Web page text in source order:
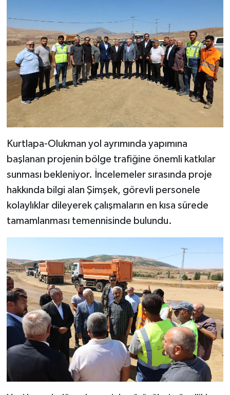
Kurtlapa-Olukman yol ayrımında yapımına
başlanan projenin bölge trafiğine önemli katkılar
sunması bekleniyor. İncelemeler sırasında proje
hakkında bilgi alan Şimşek, görevli personele
kolaylıklar dileyerek çalışmaların en kısa sürede
tamamlanması temennisinde bulundu.